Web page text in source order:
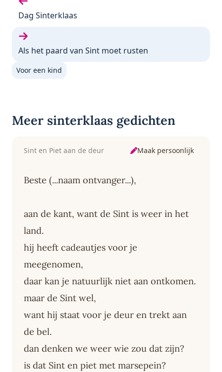
Vorige gedicht:
Dag Sinterklaas
Volgende gedicht:
Als het paard van Sint moet rusten
Voor een kind
Meer sinterklaas gedichten
Sint en Piet aan de deur Maak persoonlijk
Beste (...naam ontvanger...),
aan de kant, want de Sint is weer in het
land.
hij heeft cadeautjes voor je
meegenomen,
daar kan je natuurlijk niet aan ontkomen.
maar de Sint wel,
want hij staat voor je deur en trekt aan
de bel.
dan denken we weer wie zou dat zijn?
is dat Sint en piet met marsepein?